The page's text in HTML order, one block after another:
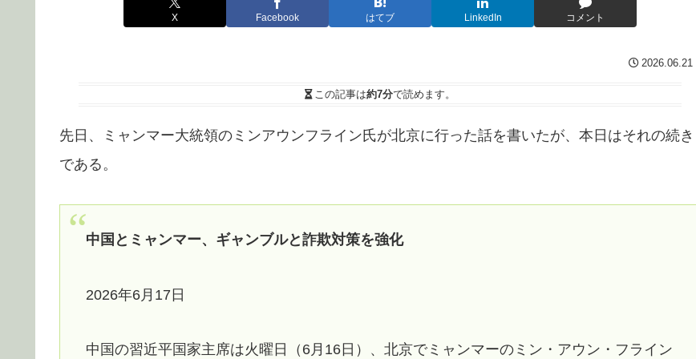
X Facebook はてブ LinkedIn コメント
2026.06.21
この記事は約7分で読めます。
先日、ミャンマー大統領のミンアウンフライン氏が北京に行った話を書いたが、本日はそれの続き
である。
中国とミャンマー、ギャンブルと詐欺対策を強化
2026年6月17日
中国の習近平国家主席は火曜日（6月16日）、北京でミャンマーのミン・アウン・フライン